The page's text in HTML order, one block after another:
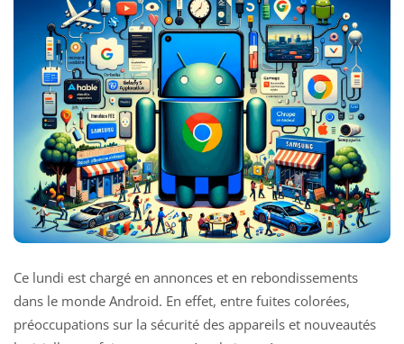
Ce lundi est chargé en annonces et en rebondissements
dans le monde Android. En effet, entre fuites colorées,
préoccupations sur la sécurité des appareils et nouveautés